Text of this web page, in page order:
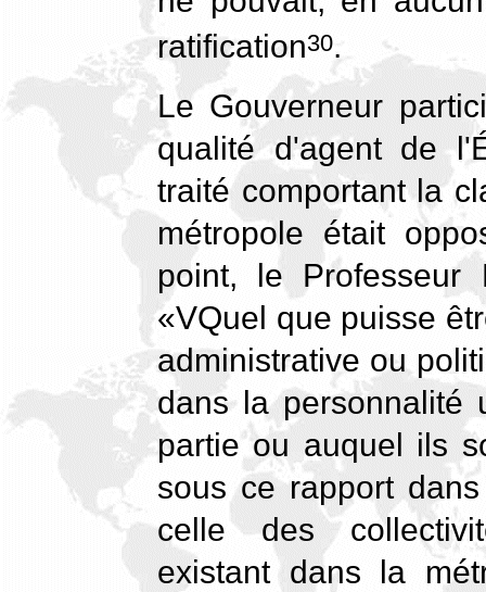
ratification30.
Le Gouverneur
qualité d'agent de
traité comportant la
métropole était
point, le Professeur
«VQuel que puisse
administrative ou
dans la personnalité
partie ou auquel ils
sous ce rapport
celle des
existant dans la